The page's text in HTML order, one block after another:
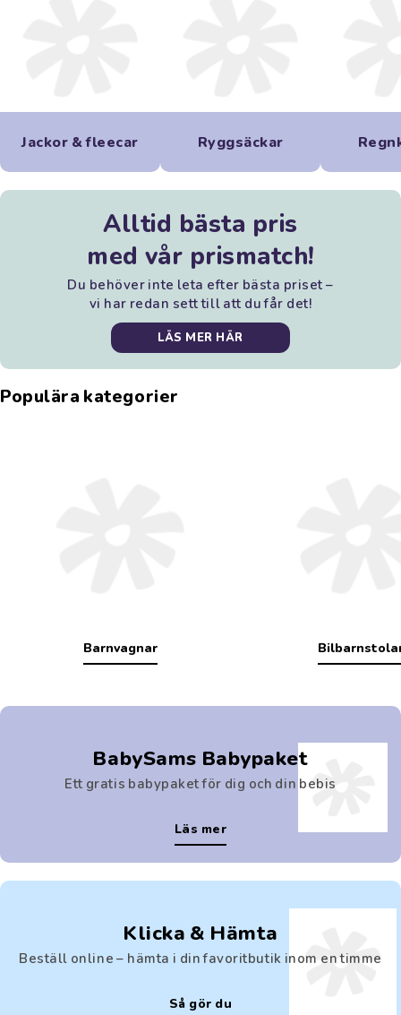
Jackor & fleecar Ryggsäckar
Alltid bästa pris
med vår prismatch!
Du behöver inte leta efter bästa priset –
vi har redan sett till att du får det!
LÄS MER HÄR
Populära kategorier
Barnvagnar
BabySams Babypaket
Ett gratis babypaket för dig och din bebis
Läs mer
Klicka & Hämta
Beställ online – hämta i din favoritbutik inom en timme
Så gör du